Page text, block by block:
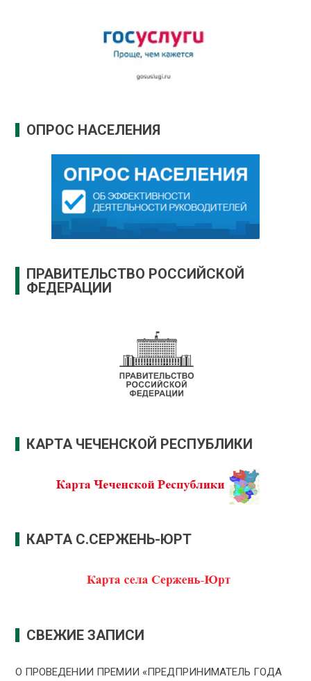
ОПРОС НАСЕЛЕНИЯ
ПРАВИТЕЛЬСТВО РОССИЙСКОЙ
ФЕДЕРАЦИИ
КАРТА ЧЕЧЕНСКОЙ РЕСПУБЛИКИ
КАРТА С.СЕРЖЕНЬ-ЮРТ
СВЕЖИЕ ЗАПИСИ
О ПРОВЕДЕНИИ ПРЕMИИ «ПРЕДПРИНИМАТЕЛЬ ГОДА